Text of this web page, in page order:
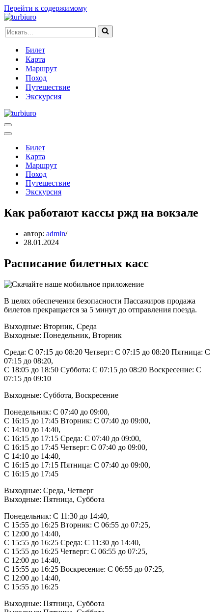
Перейти к содержимому
Искать...
Билет
Карта
Маршрут
Поход
Путешествие
Экскурсия
Меню
навигации
Меню
навигацииБилет
Карта
Маршрут
Поход
Путешествие
Экскурсия
Как работают кассы ржд на вокзале
автор: admin
28.01.2024
Расписание билетных касс
В целях обеспечения безопасности Пассажиров продажа
билетов прекращается за 5 минут до отправления поезда.
Выходные: Вторник, Среда
Выходные: Понедельник, Вторник
Среда: C 07:15 до 08:20 Четверг: C 07:15 до 08:20 Пятница: C
07:15 до 08:20,
C 18:05 до 18:50 Суббота: C 07:15 до 08:20 Воскресение: C
07:15 до 09:10
Выходные: Суббота, Воскресение
Понедельник: C 07:40 до 09:00,
C 16:15 до 17:45 Вторник: C 07:40 до 09:00,
C 14:10 до 14:40,
C 16:15 до 17:15 Среда: C 07:40 до 09:00,
C 16:15 до 17:45 Четверг: C 07:40 до 09:00,
C 14:10 до 14:40,
C 16:15 до 17:15 Пятница: C 07:40 до 09:00,
C 16:15 до 17:45
Выходные: Среда, Четверг
Выходные: Пятница, Суббота
Понедельник: C 11:30 до 14:40,
C 15:55 до 16:25 Вторник: C 06:55 до 07:25,
C 12:00 до 14:40,
C 15:55 до 16:25 Среда: C 11:30 до 14:40,
C 15:55 до 16:25 Четверг: C 06:55 до 07:25,
C 12:00 до 14:40,
C 15:55 до 16:25 Воскресение: C 06:55 до 07:25,
C 12:00 до 14:40,
C 15:55 до 16:25
Выходные: Пятница, Суббота